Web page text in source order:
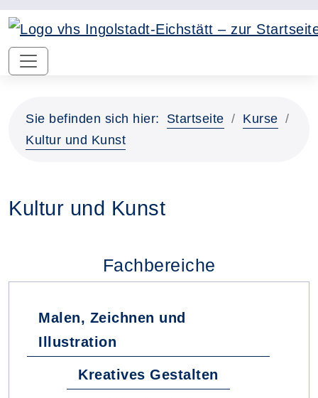
Sie befinden sich hier: Startseite
Kurse
Kultur und Kunst
Kultur und Kunst
Fachbereiche
Malen, Zeichnen und
Illustration
Kreatives Gestalten